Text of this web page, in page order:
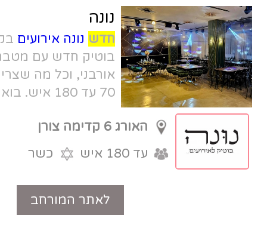
נונה
חדש נונה אירועיםבקדימה צורן - אולם
בוטיק חדש עם מטבח שף, חניה, עיצוב
אורבני, וכל מה שצריך לאירוע מרגש. מ-
70 עד 180 איש. בואו להכיר.
האורג 6 קדימה צורן
כשר
טלפון